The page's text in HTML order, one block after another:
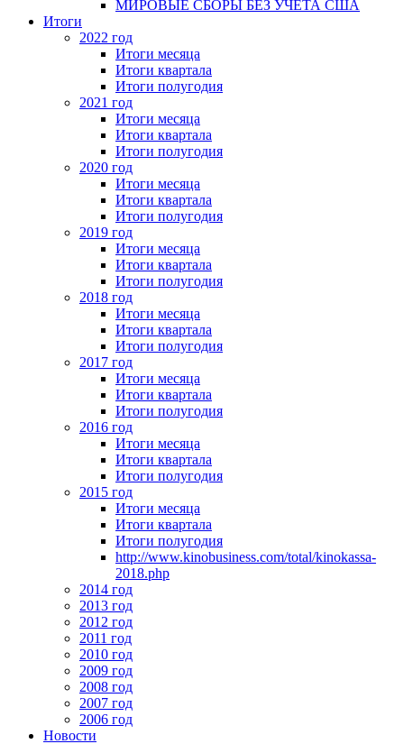
МИРОВЫЕ СБОРЫ БЕЗ УЧЕТА США
Итоги
2022 год
Итоги месяца
Итоги квартала
Итоги полугодия
2021 год
Итоги месяца
Итоги квартала
Итоги полугодия
2020 год
Итоги месяца
Итоги квартала
Итоги полугодия
2019 год
Итоги месяца
Итоги квартала
Итоги полугодия
2018 год
Итоги месяца
Итоги квартала
Итоги полугодия
2017 год
Итоги месяца
Итоги квартала
Итоги полугодия
2016 год
Итоги месяца
Итоги квартала
Итоги полугодия
2015 год
Итоги месяца
Итоги квартала
Итоги полугодия
http://www.kinobusiness.com/total/kinokassa-
2018.php
2014 год
2013 год
2012 год
2011 год
2010 год
2009 год
2008 год
2007 год
2006 год
Новости